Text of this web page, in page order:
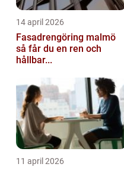
14 april 2026
Fasadrengöring malmö
så får du en ren och
hållbar...
11 april 2026